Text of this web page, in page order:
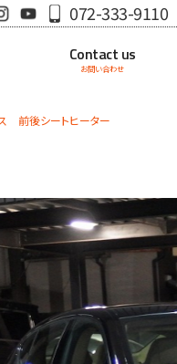
InstagramYoutube072-333-9110
Contact us
お問い合わせ
前後シートヒーター